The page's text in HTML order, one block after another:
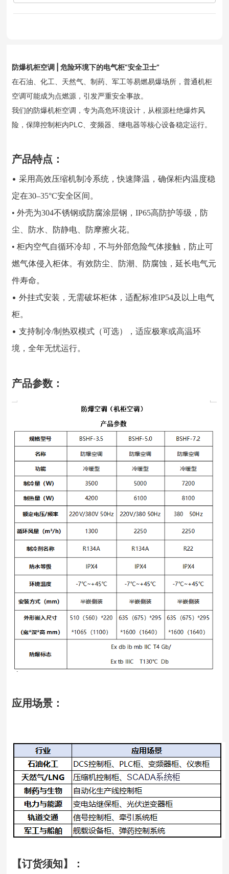
防爆机柜空调 | 危险环境下的电气柜“安全卫士”
在石油、化工、天然气、制药、军工等易燃易爆场所，普通机柜
空调可能成为点燃源，引发严重安全事故。
我们的防爆机柜空调，专为高危环境设计，从根源杜绝爆炸风
险，保障控制柜内PLC、变频器、继电器等核心设备稳定运行。
产品特点：
• 采用高效压缩机制冷系统，快速降温，确保柜内温度稳
定在30–35°C安全区间。
• 外壳为304不锈钢或防腐涂层钢，IP65高防护等级，防
尘、防水、防静电、防摩擦火花。
• 柜内空气自循环冷却，不与外部危险气体接触，防止可
燃气体侵入柜体。有效防尘、防潮、防腐蚀，延长电气元
件寿命。
•外挂式安装，无需破坏柜体，适配标准IP54及以上电气
柜。
•支持制冷/制热双模式（可选），适应极寒或高温环
境，全年无忧运行。
产品参数：
应用场景：
【订货须知】：